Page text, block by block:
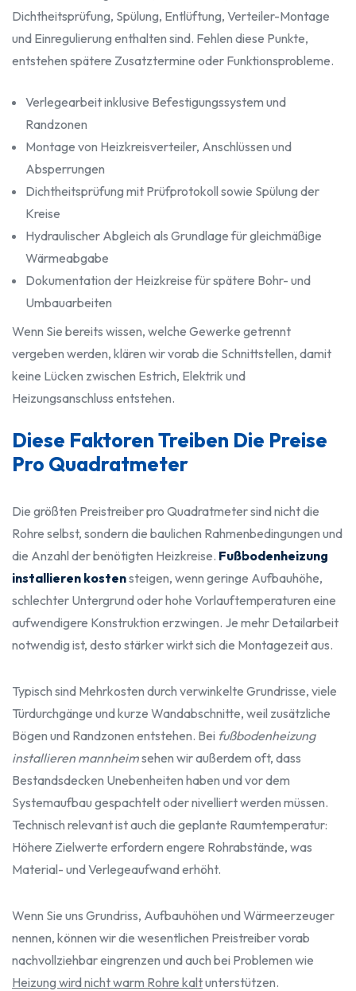
Dichtheitsprüfung, Spülung, Entlüftung, Verteiler-Montage
und Einregulierung enthalten sind. Fehlen diese Punkte,
entstehen spätere Zusatztermine oder Funktionsprobleme.
Verlegearbeit inklusive Befestigungssystem und
Randzonen
Montage von Heizkreisverteiler, Anschlüssen und
Absperrungen
Dichtheitsprüfung mit Prüfprotokoll sowie Spülung der
Kreise
Hydraulischer Abgleich als Grundlage für gleichmäßige
Wärmeabgabe
Dokumentation der Heizkreise für spätere Bohr- und
Umbauarbeiten
Wenn Sie bereits wissen, welche Gewerke getrennt
vergeben werden, klären wir vorab die Schnittstellen, damit
keine Lücken zwischen Estrich, Elektrik und
Heizungsanschluss entstehen.
Diese Faktoren Treiben Die Preise
Pro Quadratmeter
Die größten Preistreiber pro Quadratmeter sind nicht die
Rohre selbst, sondern die baulichen Rahmenbedingungen und
die Anzahl der benötigten Heizkreise. Fußbodenheizung
installieren kostensteigen, wenn geringe Aufbauhöhe,
schlechter Untergrund oder hohe Vorlauftemperaturen eine
aufwendigere Konstruktion erzwingen. Je mehr Detailarbeit
notwendig ist, desto stärker wirkt sich die Montagezeit aus.
Typisch sind Mehrkosten durch verwinkelte Grundrisse, viele
Türdurchgänge und kurze Wandabschnitte, weil zusätzliche
Bögen und Randzonen entstehen. Bei fußbodenheizung
installieren mannheimsehen wir außerdem oft, dass
Bestandsdecken Unebenheiten haben und vor dem
Systemaufbau gespachtelt oder nivelliert werden müssen.
Technisch relevant ist auch die geplante Raumtemperatur:
Höhere Zielwerte erfordern engere Rohrabstände, was
Material- und Verlegeaufwand erhöht.
Wenn Sie uns Grundriss, Aufbauhöhen und Wärmeerzeuger
nennen, können wir die wesentlichen Preistreiber vorab
nachvollziehbar eingrenzen und auch bei Problemen wie
Heizung wird nicht warm Rohre kaltunterstützen.